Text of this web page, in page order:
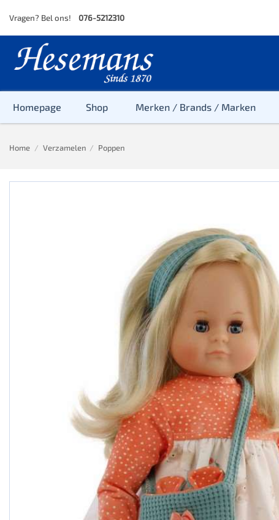
content
Vragen? Bel ons! 076-5212310
Homepage Shop
Baby,
Peuter &
Merken / Brands / Marken
Home / Verzamelen / Poppen